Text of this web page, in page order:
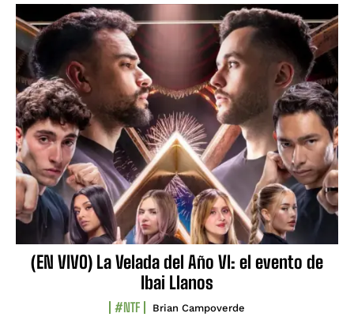
(EN VIVO) La Velada del Año VI: el evento de
Ibai Llanos
#NTF Brian Campoverde